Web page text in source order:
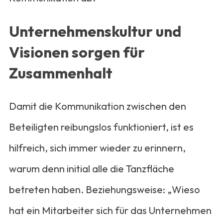
Unternehmenskultur und
Visionen sorgen für
Zusammenhalt
Damit die Kommunikation zwischen den
Beteiligten reibungslos funktioniert, ist es
hilfreich, sich immer wieder zu erinnern,
warum denn initial alle die Tanzfläche
betreten haben. Beziehungsweise: „Wieso
hat ein Mitarbeiter sich für das Unternehmen